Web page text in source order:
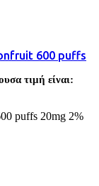
600 puffs
τιμή είναι:
puffs 20mg 2%